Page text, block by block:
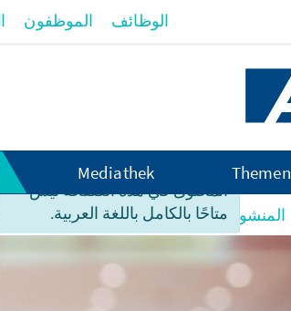
المحتوى في هذه الصفحة ليس
متاحًا بالكامل باللغة العربية.
الوظائف الموظفون
Themen
Mediathek
المنشورات مواد المحاضرات